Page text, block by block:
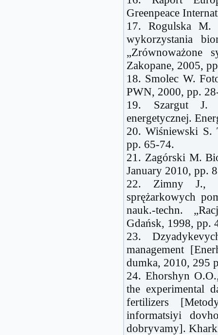
Greenpeace
17. Rogulska M.
wykorzystania
„Zrównoważone
Zakopane, 2005,
18. Smolec W.
PWN, 2000, pp.
19. Szargut J.
energetycznej.
20. Wiśniewski S.
pp. 65-74.
21. Zagórski M.
January 2010, pp.
22. Zimny J.,
sprężarkowych
nauk.-techn.
Gdańsk, 1998, pp.
23.
management
dumka, 2010, 295
24. Ehorshyn
the experimental
fertilizers
informatsiyi
dobryvamy].